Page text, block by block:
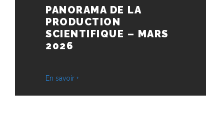
PANORAMA DE LA
PRODUCTION
SCIENTIFIQUE – MARS
2026
En savoir +